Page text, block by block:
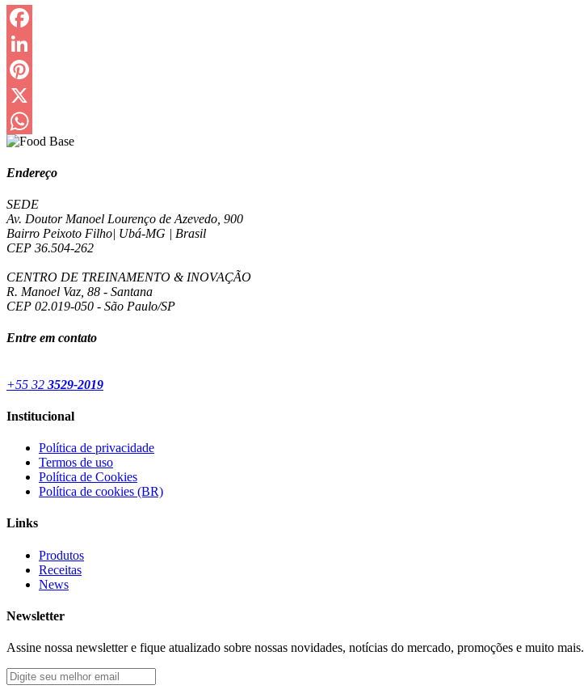
Facebook
LinkedIn
Pinterest
X
WhatsApp
Endereço
SEDE
Av. Doutor Manoel Lourenço de Azevedo, 900
Bairro Peixoto Filho| Ubá-MG | Brasil
CEP 36.504-262
CENTRO DE TREINAMENTO & INOVAÇÃO
R. Manoel Vaz, 88 - Santana
CEP 02.019-050 - São Paulo/SP
Entre em contato
+55 32 3529-2019
Institucional
Política de privacidade
Termos de uso
Política de Cookies
Política de cookies (BR)
Links
Produtos
Receitas
News
Newsletter
Assine nossa newsletter e fique atualizado sobre nossas novidades, notícias do mercado, promoções e muito mais.